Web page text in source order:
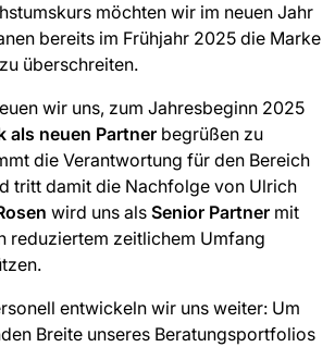
möchten wir im neuen Jahr
bereits im Frühjahr 2025 die Marke
überschreiten.
wir uns, zum Jahresbeginn 2025
als neuen Partner begrüßen zu
die Verantwortung für den Bereich
tritt damit die Nachfolge von Ulrich
wird uns als Senior Partner mit
reduziertem zeitlichem Umfang
entwickeln wir uns weiter: Um
Breite unseres Beratungsportfolios